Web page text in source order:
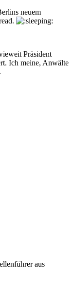
neuem
Präsident
Ich meine, Anwälte
aus